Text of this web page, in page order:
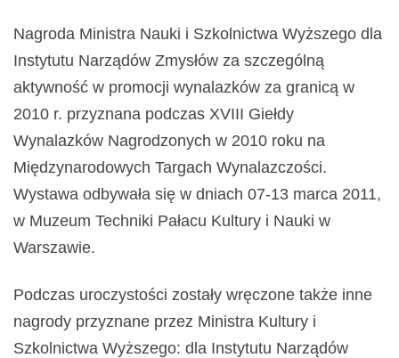
Nagroda Ministra Nauki i Szkolnictwa Wyższego dla
Instytutu Narządów Zmysłów za szczególną
aktywność w promocji wynalazków za granicą w
2010 r. przyznana podczas XVIII Giełdy
Wynalazków Nagrodzonych w 2010 roku na
Międzynarodowych Targach Wynalazczości.
Wystawa odbywała się w dniach 07-13 marca 2011,
w Muzeum Techniki Pałacu Kultury i Nauki w
Warszawie.
Podczas uroczystości zostały wręczone także inne
nagrody przyznane przez Ministra Kultury i
Szkolnictwa Wyższego: dla Instytutu Narządów